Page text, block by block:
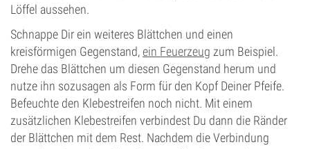
Löffel aussehen.
Schnappe Dir ein weiteres Blättchen und einen
kreisförmigen Gegenstand,ein Feuerzeug zum Beispiel.
Drehe das Blättchen um diesen Gegenstand herum und
nutze ihn sozusagen als Form für den Kopf Deiner Pfeife.
Befeuchte den Klebestreifen noch nicht. Mit einem
zusätzlichen Klebestreifen verbindest Du dann die Ränder
der Blättchen mit dem Rest. Nachdem die Verbindung